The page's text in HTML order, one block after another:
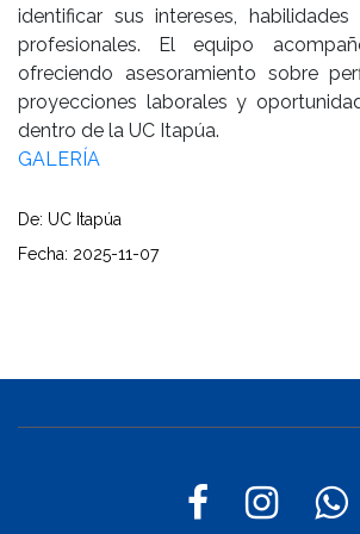
identificar sus intereses,
profesionales. El equipo
ofreciendo asesoramiento sobre
proyecciones laborales y
dentro de la UC Itapúa.
GALERÍA
De: UC Itapúa
Fecha: 2025-11-07